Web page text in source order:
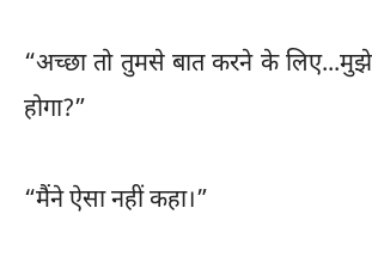
“अच्छा तो तुमसे बात करने के
होगा?”
“मैंने ऐसा नहीं कहा।”